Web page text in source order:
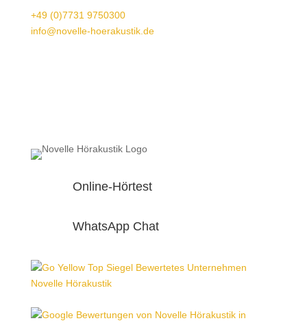
+49 (0)7731 9750300
info@novelle-hoerakustik.de
Online-Hörtest
WhatsApp Chat